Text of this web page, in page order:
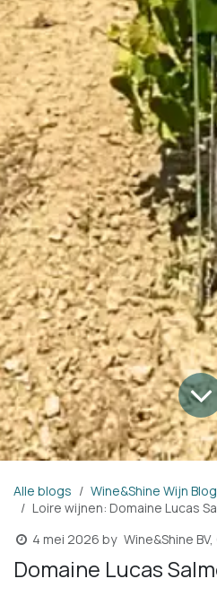
Alle blogs
Wine&Shine Wijn Blog
Loire wijnen: Domaine Lucas
4 mei 2026 by Wine&Shine
Domaine Lucas